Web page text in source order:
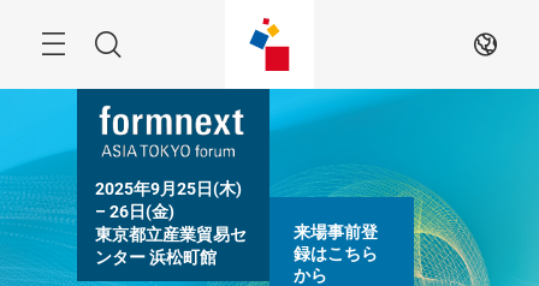
Search JA
2025年9月25日(木)
– 26日(金)
東京都立産業貿易セ
ンター 浜松町館
来場事前登
録はこちら
から